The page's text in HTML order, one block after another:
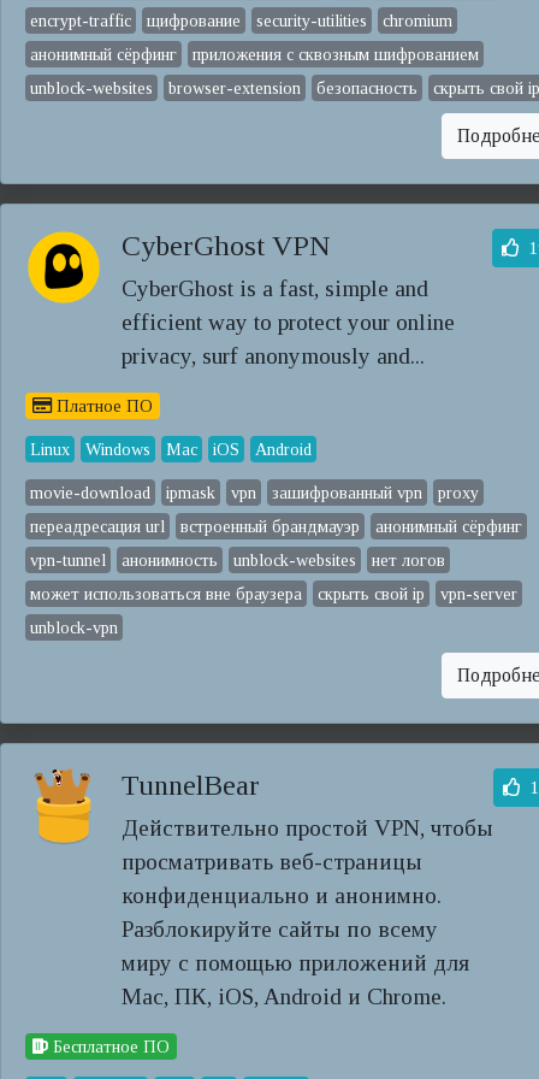
encrypt-traffic
щифрование security-utilities
chromium
анонимный сёрфинг
приложения с сквозным шифрованием
unblock-websites
browser-extension безопасность скрыть свой ip
CyberGhost VPN
CyberGhost is a fast, simple and
efficient way to protect your online
privacy, surf anonymously and...
Платное ПО
Linux Windows Mac iOS Android
movie-download ipmask vpn зашифрованный vpn
proxy
переадресация url
встроенный брандмауэр
анонимный сёрфинг
vpn-tunnel
анонимность unblock-websites
нет логов
может использоваться вне браузера
скрыть свой ip
vpn-server
unblock-vpn
TunnelBear
Действительно простой VPN, чтобы
просматривать веб-страницы
конфиденциально и анонимно.
Разблокируйте сайты по всему
миру с помощью приложений для
Mac, ПК, iOS, Android и Chrome.
Бесплатное ПО